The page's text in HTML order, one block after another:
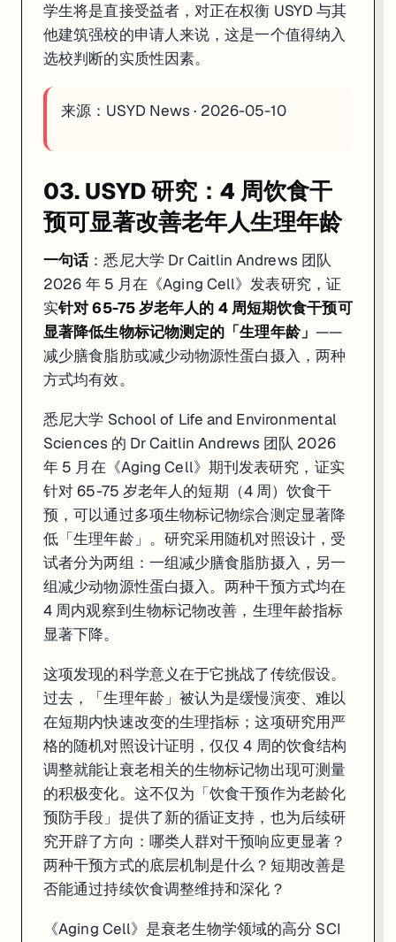
学生将是直接受益者，对正在权衡 USYD 与其
他建筑强校的申请人来说，这是一个值得纳入
选校判断的实质性因素。
来源： USYD News · 2026-05-10
03. USYD 研究：4 周饮食干
预可显著改善老年人生理年龄
一句话：悉尼大学 Dr Caitlin Andrews 团队
2026 年 5 月在《Aging Cell》发表研究，证
实针对 65-75 岁老年人的 4 周短期饮食干预可
显著降低生物标记物测定的「生理年龄」 ——
减少膳食脂肪或减少动物源性蛋白摄入，两种
方式均有效。
悉尼大学 School of Life and Environmental
Sciences 的 Dr Caitlin Andrews 团队 2026
年 5 月在《Aging Cell》期刊发表研究，证实
针对 65-75 岁老年人的短期（4 周）饮食干
预，可以通过多项生物标记物综合测定显著降
低「生理年龄」。研究采用随机对照设计，受
试者分为两组：一组减少膳食脂肪摄入，另一
组减少动物源性蛋白摄入。两种干预方式均在
4 周内观察到生物标记物改善，生理年龄指标
显著下降。
这项发现的科学意义在于它挑战了传统假设。
过去，「生理年龄」被认为是缓慢演变、难以
在短期内快速改变的生理指标；这项研究用严
格的随机对照设计证明，仅仅 4 周的饮食结构
调整就能让衰老相关的生物标记物出现可测量
的积极变化。这不仅为「饮食干预作为老龄化
预防手段」提供了新的循证支持，也为后续研
究开辟了方向：哪类人群对干预响应更显著？
两种干预方式的底层机制是什么？短期改善是
否能通过持续饮食调整维持和深化？
《Aging Cell》是衰老生物学领域的高分 SCI